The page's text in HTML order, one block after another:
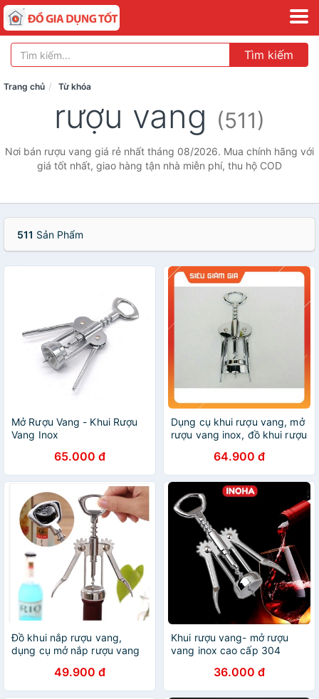
Tìm kiếm
Trang chủ Từ khóa
rượu vang (511)
Nơi bán rượu vang giá rẻ nhất tháng 08/2026. Mua chính hãng với
giá tốt nhất, giao hàng tận nhà miễn phí, thu hộ COD
511 Sản Phẩm
Mở Rượu Vang - Khui Rượu
Vang Inox
65.000 đ
Dụng cụ khui rượu vang, mở
rượu vang inox, đồ khui rượu
64.900 đ
Đồ khui nắp rượu vang,
dụng cụ mở nắp rượu vang
49.900 đ
Khui rượu vang- mở rượu
vang inox cao cấp 304
36.000 đ